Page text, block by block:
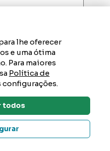
Dúvidas? Tire Aqui
lhe oferecer
e uma ótima
Para maiores
Política de
configurações.
todos